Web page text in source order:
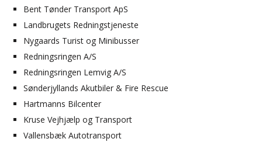
Bent Tønder Transport ApS
Landbrugets Redningstjeneste
Nygaards Turist og Minibusser
Redningsringen A/S
Redningsringen Lemvig A/S
Sønderjyllands Akutbiler & Fire Rescue
Hartmanns Bilcenter
Kruse Vejhjælp og Transport
Vallensbæk Autotransport